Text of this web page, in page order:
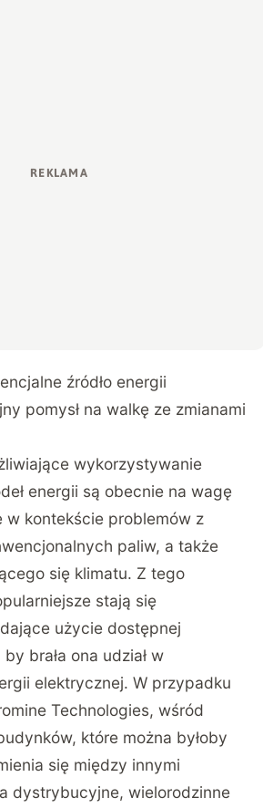
źródło energii
pomysł na walkę ze zmianami
wykorzystywanie
energii są obecnie na wagę
w kontekście problemów z
paliw, a także
się klimatu. Z tego
stają się
użycie dostępnej
brała ona udział w
elektrycznej. W przypadku
Technologies, wśród
które można byłoby
się między innymi
dystrybucyjne, wielorodzinne